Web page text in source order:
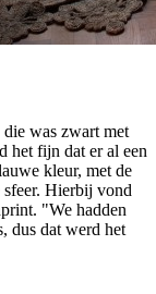
was zwart met
het fijn dat er al een
kleur, met de
Hierbij vond
"We hadden
dus dat werd het